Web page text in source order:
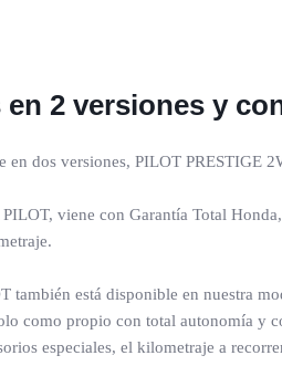
en 2 versiones y
en dos versiones, PILOT PRESTIGE
viene con Garantía Total
también está disponible en nuestra
como propio con total autonomía y
especiales, el kilometraje a